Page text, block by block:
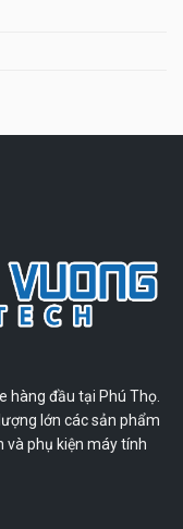
hàng đầu tại Phú Thọ.
lớn các sản phẩm
và phụ kiện máy tính